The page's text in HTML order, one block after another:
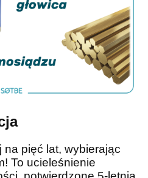
pięć lat, wybierając
To ucieleśnienie